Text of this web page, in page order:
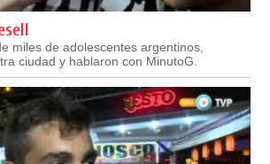
miles de adolescentes argentinos,
ciudad y hablaron con MinutoG.